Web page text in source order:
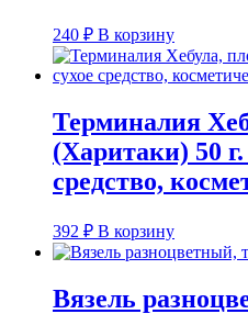
240 ₽ В корзину
Терминалия
(Харитаки) 50 г.
средство,
392 ₽ В корзину
Вязель